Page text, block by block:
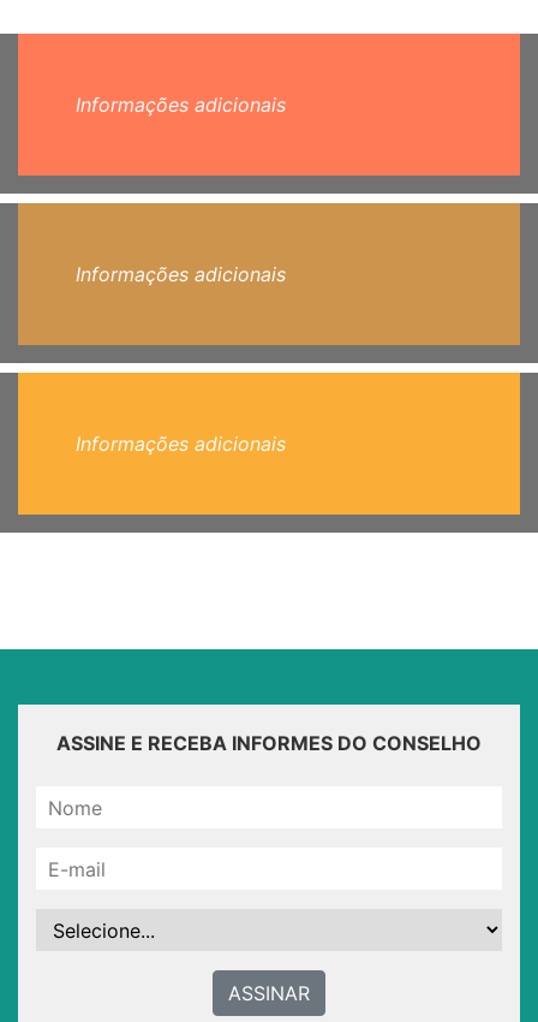
Informações adicionais
Informações adicionais
Informações adicionais
ASSINE E RECEBA INFORMES DO CONSELHO
ASSINAR